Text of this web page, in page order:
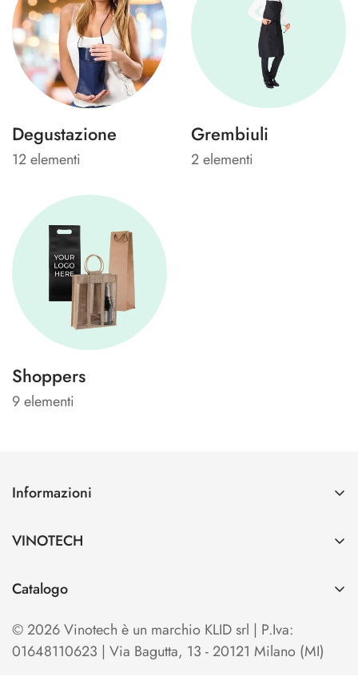
Degustazione
12 elementi
Grembiuli
2 elementi
Shoppers
9 elementi
Informazioni
Spedizioni e Pagamenti
Cerca
Termini e condizioni di Vendita
Privacy Policy
VINOTECH
Vinotech B2B
Blog
Catalogo
TO OPEN
TO SERVE & STORE
© 2026 Vinotech è un marchio KLID srl | P.Iva:
01648110623 | Via Bagutta, 13 - 20121 Milano (MI)